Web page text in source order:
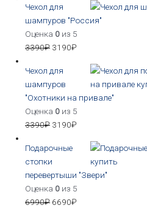
Чехол для
шампуров "Россия"
Оценка 0 из 5
3390₽ 3190₽
Чехол для
шампуров
"Охотники на привале"
Оценка 0 из 5
3390₽ 3190₽
Подарочные
стопки
перевертыши "Звери"
Оценка 0 из 5
6990₽ 6690₽